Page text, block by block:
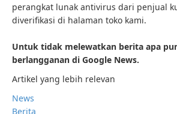
perangkat lunak antivirus dari penjual
diverifikasi di halaman toko kami.
Untuk tidak melewatkan berita apa
berlangganan di Google News.
Artikel yang lebih relevan
News
Berita